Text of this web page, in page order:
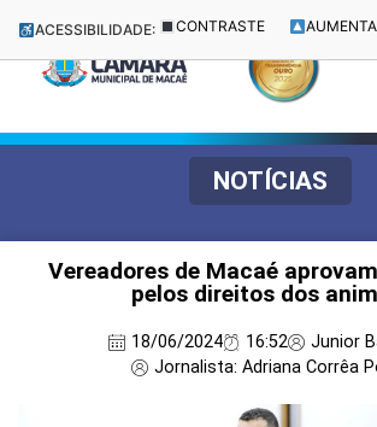
ACESSIBILIDADE: CONTRASTE
NOTÍCIAS
Vereadores de Macaé
pelos direitos dos
18/06/2024 16:52
Junior
Jornalista: Adriana Corrêa